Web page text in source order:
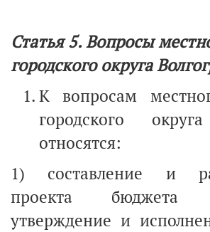
Статья 5. Вопросы
городского округа
К вопросам
городского
относятся:
1) составление и
проекта бюджета
утверждение и